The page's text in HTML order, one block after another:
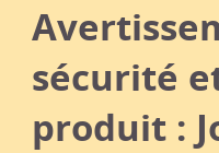
sécurité
produit :